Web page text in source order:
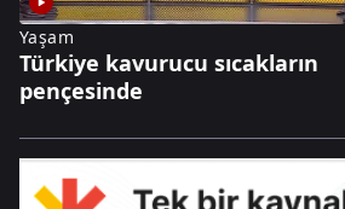
Yaşam
Türkiye kavurucu sıcakların
pençesinde